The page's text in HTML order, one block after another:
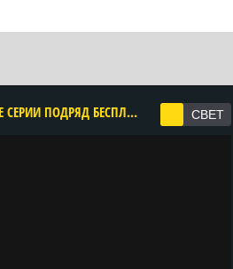
CМОТРЕТЬ БРАТЬЯ ХАРДИ 1 СЕЗОН ОНЛАЙН В ХОРОШЕМ КАЧЕСТВЕ ВСЕ СЕРИИ ПОДРЯД БЕСПЛАТНО